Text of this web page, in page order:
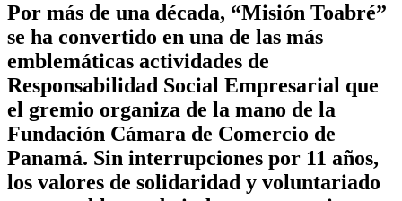
Por más de una década, “Misión Toabré”
se ha convertido en una de las más
emblemáticas actividades de
Responsabilidad Social Empresarial que
el gremio organiza de la mano de la
Fundación Cámara de Comercio de
Panamá. Sin interrupciones por 11 años,
los valores de solidaridad y voluntariado